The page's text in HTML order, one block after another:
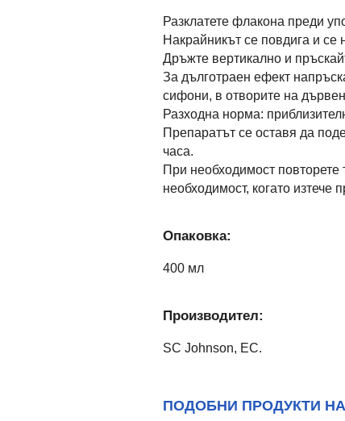
Разклатете флакона преди
Накрайникът се повдига и се
Дръжте вертикално и
За дълготраен ефект
сифони, в отворите на
Разходна норма:
Препаратът се оставя да
часа.
При необходимост повторете
необходимост, когато изтече
Опаковка:
400 мл
Производител:
SC Johnson, ЕС.
ПОДОБНИ ПРОДУКТИ